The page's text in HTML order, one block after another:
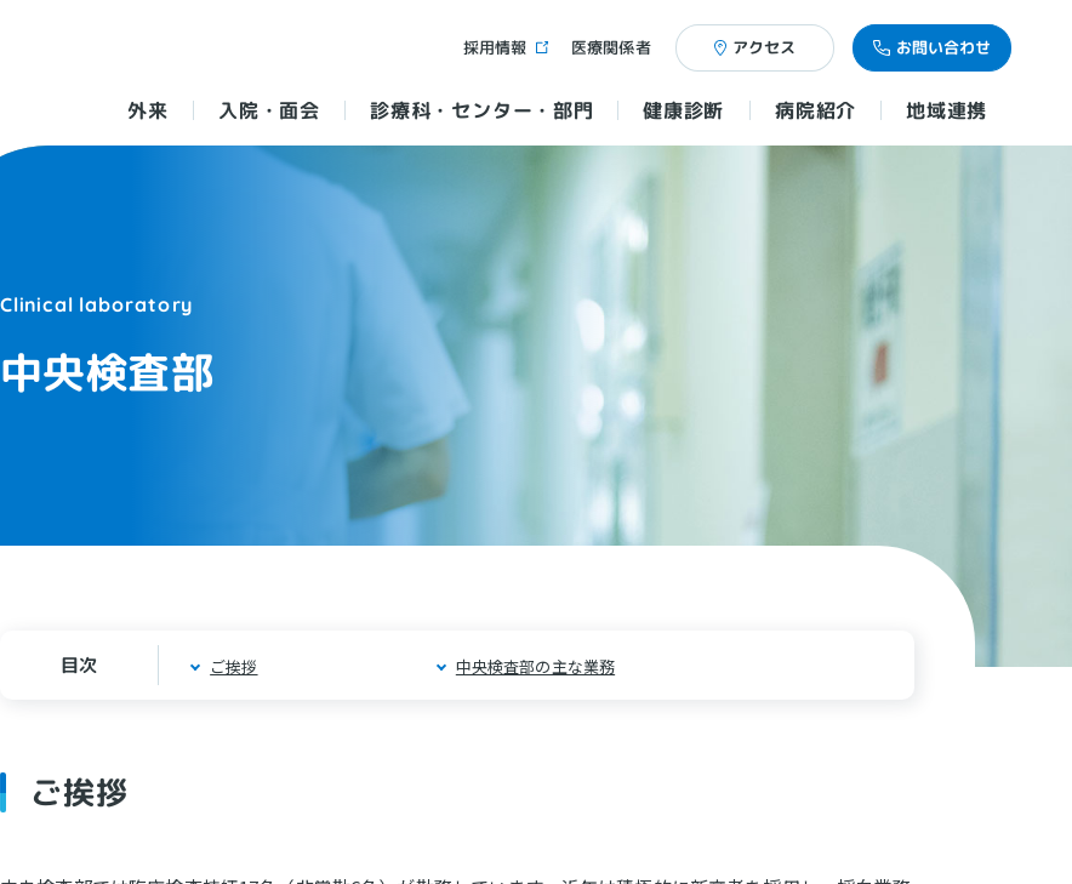
採用情報 医療関係者 アクセス お問い合わせ
外来 入院・面会 診療科・センター・部門 健康診断 病院紹介 地域連携
中央検査部
目次 ご挨拶 中央検査部の主な業務
ご挨拶